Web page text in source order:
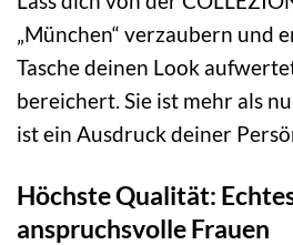
„München“ verzaubern und
Tasche deinen Look
bereichert. Sie ist mehr als
ist ein Ausdruck deiner
Höchste Qualität:
anspruchsvolle Frauen